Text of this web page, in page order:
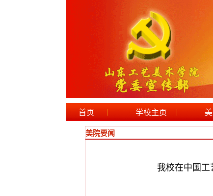
首页 | 学校主页 |
美院要闻
我校在中国